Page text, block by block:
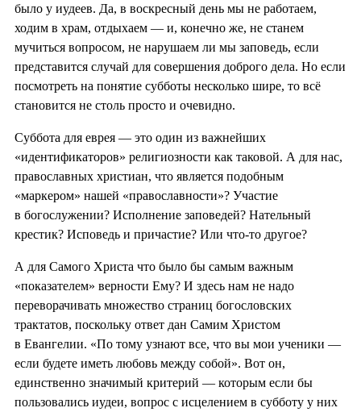
было у иудеев. Да, в воскресный день мы не работаем,
ходим в храм, отдыхаем — и, конечно же, не станем
мучиться вопросом, не нарушаем ли мы заповедь, если
представится случай для совершения доброго дела. Но если
посмотреть на понятие субботы несколько шире, то всё
становится не столь просто и очевидно.
Суббота для еврея — это один из важнейших
«идентификаторов» религиозности как таковой. А для нас,
православных христиан, что является подобным
«маркером» нашей «православности»? Участие
в богослужении? Исполнение заповедей? Нательный
крестик? Исповедь и причастие? Или что-то другое?
А для Самого Христа что было бы самым важным
«показателем» верности Ему? И здесь нам не надо
переворачивать множество страниц богословских
трактатов, поскольку ответ дан Самим Христом
в Евангелии. «По тому узнают все, что вы мои ученики —
если будете иметь любовь между собой». Вот он,
единственно значимый критерий — которым если бы
пользовались иудеи, вопрос с исцелением в субботу у них